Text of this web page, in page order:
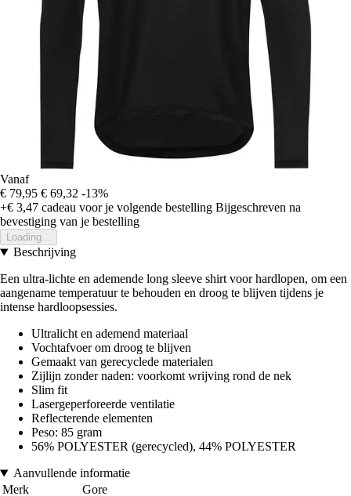
Vanaf
€ 79,95 € 69,32 -13%
+€ 3,47 cadeau voor je volgende bestelling Bijgeschreven na
bevestiging van je bestelling
Loading...
Beschrijving
Een ultra-lichte en ademende long sleeve shirt voor hardlopen, om een
aangename temperatuur te behouden en droog te blijven tijdens je
intense hardloopsessies.
Ultralicht en ademend materiaal
Vochtafvoer om droog te blijven
Gemaakt van gerecyclede materialen
Zijlijn zonder naden: voorkomt wrijving rond de nek
Slim fit
Lasergeperforeerde ventilatie
Reflecterende elementen
Peso: 85 gram
56% POLYESTER (gerecycled), 44% POLYESTER
Aanvullende informatie
Merk
Gore